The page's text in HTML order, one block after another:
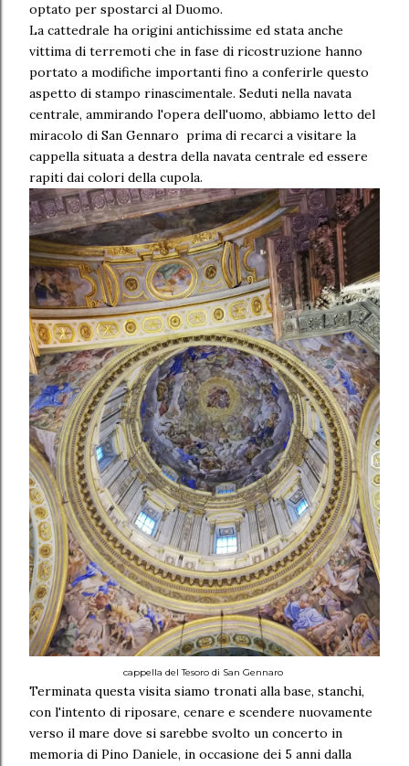
optato per spostarci al Duomo.
La cattedrale ha origini antichissime ed stata anche
vittima di terremoti che in fase di ricostruzione hanno
portato a modifiche importanti fino a conferirle questo
aspetto di stampo rinascimentale. Seduti nella navata
centrale, ammirando l'opera dell'uomo, abbiamo letto del
miracolo di San Gennaro prima di recarci a visitare la
cappella situata a destra della navata centrale ed essere
rapiti dai colori della cupola.
cappella del Tesoro di San Gennaro
Terminata questa visita siamo tronati alla base, stanchi,
con l'intento di riposare, cenare e scendere nuovamente
verso il mare dove si sarebbe svolto un concerto in
memoria di Pino Daniele, in occasione dei 5 anni dalla